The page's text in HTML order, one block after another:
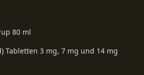
80 ml
Tabletten 3 mg, 7 mg und 14 mg